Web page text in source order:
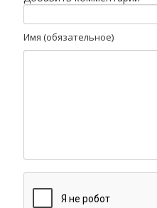
Имя (обязательное)